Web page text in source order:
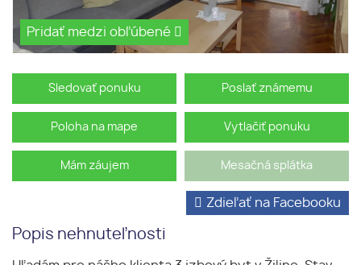
Pridať medzi obľúbené
Sledovať ponuku Poslať známemu
Poloha na mape Vytlačiť ponuku
Mám záujem Mesačná splátka
Popis nehnuteľnosti
Zdieľať na Facebooku